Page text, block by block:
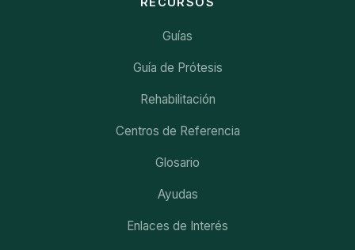
Guías
Guía de Prótesis
Rehabilitación
Centros de Referencia
Glosario
Ayudas
Enlaces de Interés